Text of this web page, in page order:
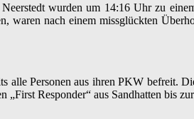
wurden um 14:16 Uhr zu
waren nach einem missglückten
alle Personen aus ihren PKW
Responder“ aus Sandhatten bis